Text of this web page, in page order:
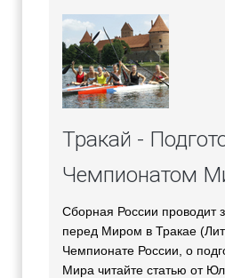
Тракай -
Чемпионатом
Сборная России проводит
перед Миром в Тракае
Чемпионате России, о
Мира читайте статью от